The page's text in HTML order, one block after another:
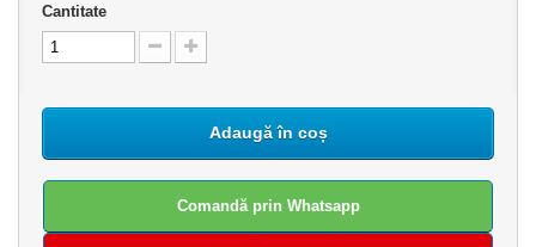
Cantitate
Adaugă în coș
Comandă prin Whatsapp